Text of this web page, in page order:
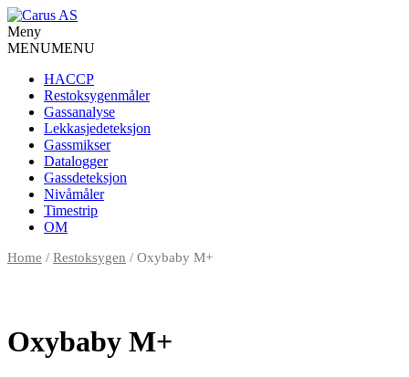
Meny
MENUMENU
HACCP
Restoksygenmåler
Gassanalyse
Lekkasjedeteksjon
Gassmikser
Datalogger
Gassdeteksjon
Nivåmåler
Timestrip
OM
Home / Restoksygen / Oxybaby M+
Oxybaby M+